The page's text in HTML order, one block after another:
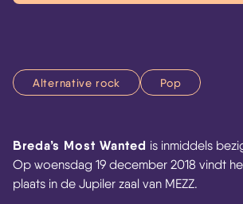
Alternative rock Pop
Breda’s Most Wanted is inmiddels
Op woensdag 19 december 2018 vindt
plaats in de Jupiler zaal van MEZZ.